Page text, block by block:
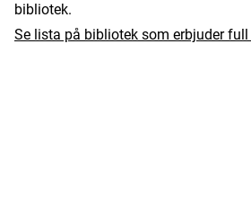
bibliotek.
Se lista på bibliotek som erbjuder